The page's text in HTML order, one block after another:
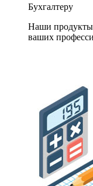
Бухгалтеру
Наши продукты
ваших